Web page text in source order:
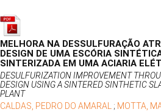
MELHORA NA DESSULFURAÇÃO
DESIGN DE UMA ESCÓRIA
SINTERIZADA EM UMA ACIARIA
DESULFURIZATION IMPROVEMENT
DESIGN USING A SINTERED SINTHETIC
PLANT
CALDAS, PEDRO DO AMARAL ; MOTTA,